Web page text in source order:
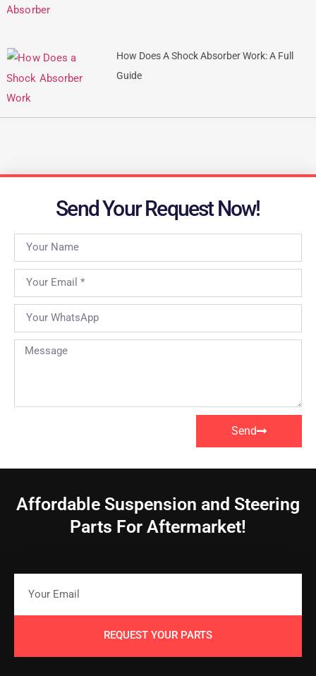
How Does A Shock Absorber Work: A Full
Guide
Send Your Request Now!
Send
Affordable Suspension and Steering
Parts For Aftermarket!
REQUEST YOUR PARTS